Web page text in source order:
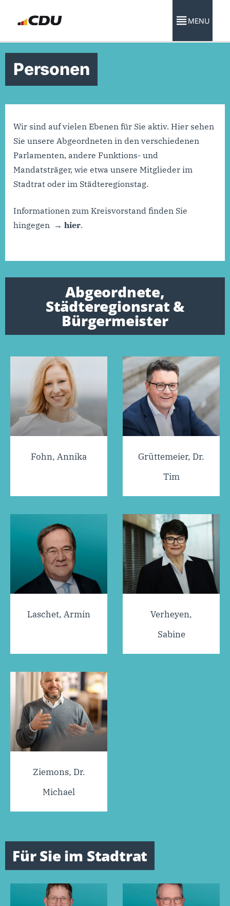
MENU
Personen
Wir sind auf vielen Ebenen für Sie aktiv. Hier sehen
Sie unsere Abgeordneten in den verschiedenen
Parlamenten, andere Funktions- und
Mandatsträger, wie etwa unsere Mitglieder im
Stadtrat oder im Städteregionstag.
Informationen zum Kreisvorstand finden Sie
hingegen
hier.
Abgeordnete,
Städteregionsrat &
Bürgermeister
Fohn, Annika
Grüttemeier, Dr.
Tim
Laschet, Armin
Verheyen,
Sabine
Ziemons, Dr.
Michael
Für Sie im Stadtrat